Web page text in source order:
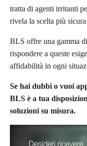
tratta di agenti irritanti
rivela la scelta più
BLS offre una gamma
rispondere a queste
affidabilità in ogni
Se hai dubbi o vuoi
BLS è a tua
soluzioni su misura.